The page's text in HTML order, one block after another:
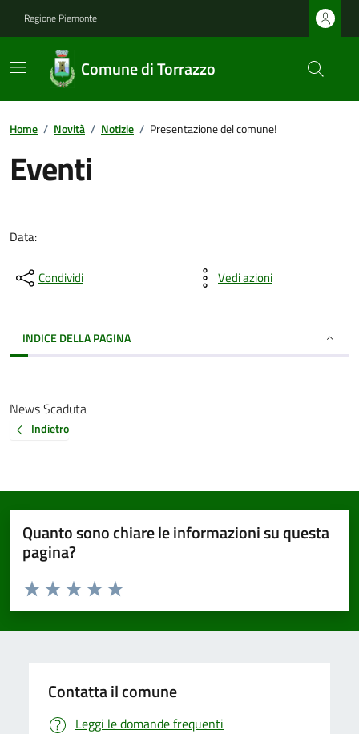
Regione Piemonte
Comune di Torrazzo
Home / Novità / Notizie / Presentazione del comune!
Eventi
Data:
Condividi Vedi azioni
INDICE DELLA PAGINA
News Scaduta
Indietro
Quanto sono chiare le informazioni su questa
pagina?
Valuta da 1 a 5 stelle la pagina
Valuta 5 stelle su 5
Valuta 4 stelle su 5
Valuta 3 stelle su 5
Valuta 2 stelle su 5
Valuta 1 stelle su 5
Contatta il comune
Leggi le domande frequenti